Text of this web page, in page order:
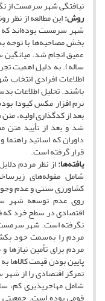
نیافتگی شهر سرمست از
روش:این مطالعه از
شهر سرمست بوده‌اند
ساله). به دلیل اهمیت
اطلاعات افرادی
باشند. تحلیل اطلاعات
نرم افزار مکس کیودا
بعد از کدگذاری اولیه،
شد و بعد از تأیید متن
داوران که اساتید راهنما
قرار گرفته است.
یافته‌ها:از نظر مردم
شامل مقوله­‌های
کشاورزی سنتی و عدم
روی عدم توسعه شهر
اقتصادی در سطح خرد
نگرفته است. شهر سرمست
مردم را به‌سمت خود
مردم برای تأمین نیازها
پایین بودن قیمت کالاها
تمرکز اقتصادی را از
شامل مهاجرپذیری کم،
قومی یوده است.